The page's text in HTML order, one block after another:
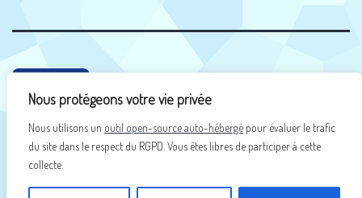
Nous protégeons votre vie privée
Nous utilisons un outil open-source auto-hébergé pour évaluer le trafic
du site dans le respect du RGPD. Vous êtes libres de participer à cette
collecte.
facebook.com/SkolDiwanRianteg